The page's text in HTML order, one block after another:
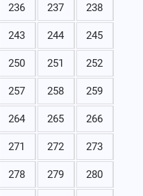
236 237 238
243 244 245
250 251 252
257 258 259
264 265 266
271 272 273
278 279 280